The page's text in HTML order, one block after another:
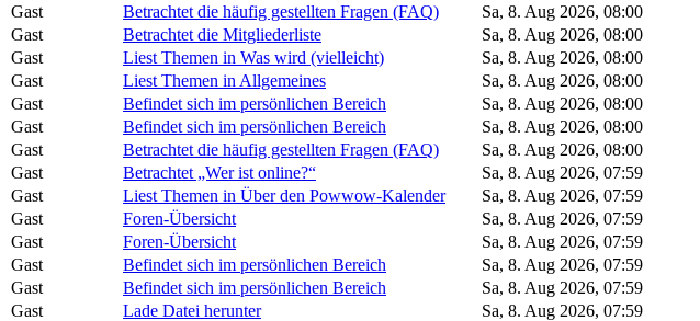
Gast
Betrachtet die häufig gestellten Fragen (FAQ)
Sa, 8. Aug 2026, 08:00
Gast
Betrachtet die Mitgliederliste
Sa, 8. Aug 2026, 08:00
Gast
Liest Themen in Was wird (vielleicht)
Sa, 8. Aug 2026, 08:00
Gast
Liest Themen in Allgemeines
Sa, 8. Aug 2026, 08:00
Gast
Befindet sich im persönlichen Bereich
Sa, 8. Aug 2026, 08:00
Gast
Befindet sich im persönlichen Bereich
Sa, 8. Aug 2026, 08:00
Gast
Betrachtet die häufig gestellten Fragen (FAQ)
Sa, 8. Aug 2026, 08:00
Gast
Betrachtet „Wer ist online?“
Sa, 8. Aug 2026, 07:59
Gast
Liest Themen in Über den Powwow-Kalender
Sa, 8. Aug 2026, 07:59
Gast
Foren-Übersicht
Sa, 8. Aug 2026, 07:59
Gast
Foren-Übersicht
Sa, 8. Aug 2026, 07:59
Gast
Befindet sich im persönlichen Bereich
Sa, 8. Aug 2026, 07:59
Gast
Befindet sich im persönlichen Bereich
Sa, 8. Aug 2026, 07:59
Gast
Lade Datei herunter
Sa, 8. Aug 2026, 07:59